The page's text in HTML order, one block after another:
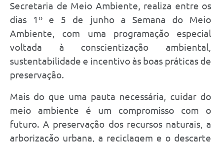
Secretaria de Meio Ambiente, realiza entre os
dias 1º e 5 de junho a Semana do Meio
Ambiente, com uma programação especial
voltada à conscientização ambiental,
sustentabilidade e incentivo às boas práticas de
preservação.
Mais do que uma pauta necessária, cuidar do
meio ambiente é um compromisso com o
futuro. A preservação dos recursos naturais, a
arborização urbana, a reciclagem e o descarte